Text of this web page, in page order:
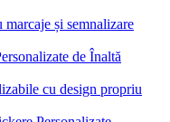
și semnalizare
de Înaltă
cu design propriu